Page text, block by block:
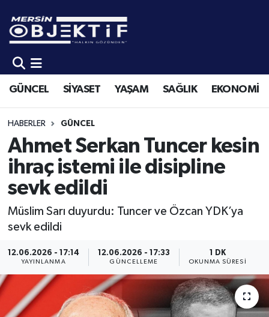
GÜNCEL SİYASET YAŞAM SAĞLIK EKONOMİ
HABERLER GÜNCEL
Ahmet Serkan Tuncer kesin
ihraç istemi ile disipline
sevk edildi
Müslim Sarı duyurdu: Tuncer ve Özcan YDK’ya
sevk edildi
12.06.2026 - 17:14
YAYINLANMA
12.06.2026 - 17:33
GÜNCELLEME
1 DK
OKUNMA SÜRESI
GÜNCEL
SİYASET
YAŞAM
SAĞLIK
EKONOMİ
KÜLTÜR-SANAT
EĞİTİM
Mersin Hava Durumu
Mersin Trafik Yoğunluk Haritası
Süper Lig Puan Durumu ve Fikstür
Tüm Manşetler
Son Dakika Haberleri